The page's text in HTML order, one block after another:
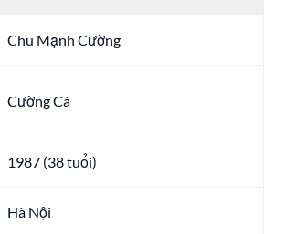
Chu Mạnh Cường
Cường Cá
1987 (38 tuổi)
Hà Nội